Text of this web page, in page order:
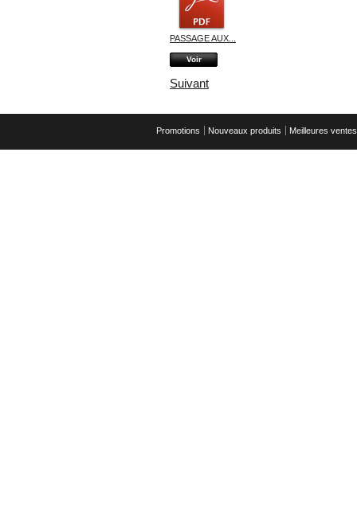
PASSAGE AUX...
Voir
Suivant
Promotions Nouveaux produits Meilleures ventes